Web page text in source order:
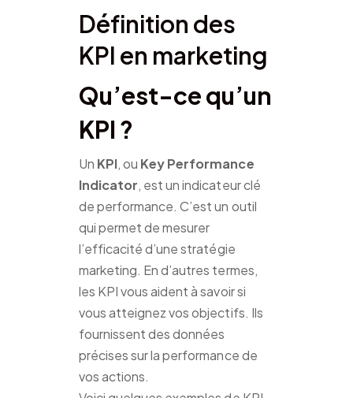
Définition des
KPI en marketing
Qu’est-ce qu’un
KPI ?
Un KPI, ou Key Performance
Indicator, est un indicateur clé
de performance. C’est un outil
qui permet de mesurer
l’efficacité d’une stratégie
marketing. En d’autres termes,
les KPI vous aident à savoir si
vous atteignez vos objectifs. Ils
fournissent des données
précises sur la performance de
vos actions.